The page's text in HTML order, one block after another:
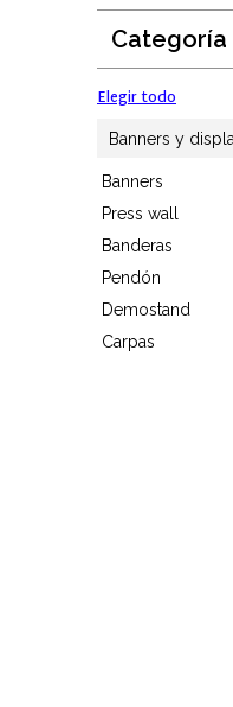
Hogar
Salud y
Targus
Hasta:
Categoría
Elegir todo
Banners y
Banners
Press wall
Banderas
Pendón
Demostand
Carpas